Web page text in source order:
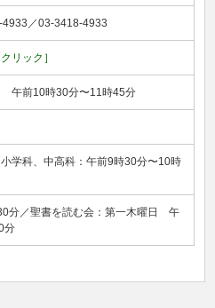
／03-3418-4933
リック］
午前10時30分〜11時45分
学科、中高科：午前9時30分〜10時
分／聖書を読む会：第一木曜日 午
分